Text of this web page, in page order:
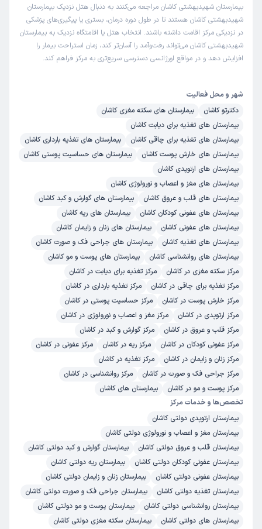
بیمارستان شهیدبهشتی کاشان مراجعه می‌کنند به دنبال هتل نزدیک بیمارستان
شهیدبهشتی کاشان هستند تا در طول دوره درمان، بستری یا پیگیری‌های پزشکی
در نزدیکی مرکز اقامت داشته باشند. انتخاب هتل یا اقامتگاه نزدیک به بیمارستان
شهیدبهشتی کاشان می‌تواند رفت‌وآمد را آسان‌تر کند، زمان استراحت بیمار را
افزایش دهد و در مواقع اورژانسی دسترسی سریع‌تری به مرکز فراهم کند.
شهر و محل فعالیت
دکترتو کاشان
بیمارستان های سکته مغزی کاشان
بیمارستان های تغذیه برای دیابت کاشان
بیمارستان های تغذیه برای چاقی کاشان
بیمارستان های تغذیه بارداری کاشان
بیمارستان های خارش پوست کاشان
بیمارستان های حساسیت پوستی کاشان
بیمارستان های ارتوپدی کاشان
بیمارستان های مغز و اعصاب و نورولوژی کاشان
بیمارستان های قلب و عروق کاشان
بیمارستان های گوارش و کبد کاشان
بیمارستان های عفونی کودکان کاشان
بیمارستان های ریه کاشان
بیمارستان های عفونی کاشان
بیمارستان های زنان و زایمان کاشان
بیمارستان های تغذیه کاشان
بیمارستان های جراحی فک و صورت کاشان
بیمارستان های روانشناسی کاشان
بیمارستان های پوست و مو کاشان
مرکز سکته مغزی در کاشان
مرکز تغذیه برای دیابت در کاشان
مرکز تغذیه برای چاقی در کاشان
مرکز تغذیه بارداری در کاشان
مرکز خارش پوست در کاشان
مرکز حساسیت پوستی در کاشان
مرکز ارتوپدی در کاشان
مرکز مغز و اعصاب و نورولوژی در کاشان
مرکز قلب و عروق در کاشان
مرکز گوارش و کبد در کاشان
مرکز عفونی کودکان در کاشان
مرکز ریه در کاشان
مرکز عفونی در کاشان
مرکز زنان و زایمان در کاشان
مرکز تغذیه در کاشان
مرکز جراحی فک و صورت در کاشان
مرکز روانشناسی در کاشان
مرکز پوست و مو در کاشان
بیمارستان های کاشان
تخصص‌ها و خدمات مرکز
بیمارستان ارتوپدی دولتی کاشان
بیمارستان مغز و اعصاب و نورولوژی دولتی کاشان
بیمارستان قلب و عروق دولتی کاشان
بیمارستان گوارش و کبد دولتی کاشان
بیمارستان عفونی کودکان دولتی کاشان
بیمارستان ریه دولتی کاشان
بیمارستان عفونی دولتی کاشان
بیمارستان زنان و زایمان دولتی کاشان
بیمارستان تغذیه دولتی کاشان
بیمارستان جراحی فک و صورت دولتی کاشان
بیمارستان روانشناسی دولتی کاشان
بیمارستان پوست و مو دولتی کاشان
بیمارستان های دولتی کاشان
بیمارستان سکته مغزی دولتی کاشان